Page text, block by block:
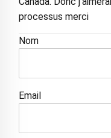
processus merci
Nom
Email